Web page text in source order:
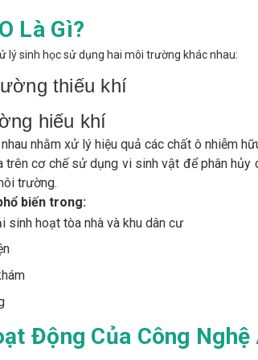
Là Gì?
lý sinh học sử dụng hai môi trường khác nhau:
thiếu khí
hiếu khí
nhằm xử lý hiệu quả các chất ô nhiễm
trên cơ chế sử dụng vi sinh vật để phân
trường.
biến trong:
sinh hoạt tòa nhà và khu dân cư
Động Của Công Nghệ